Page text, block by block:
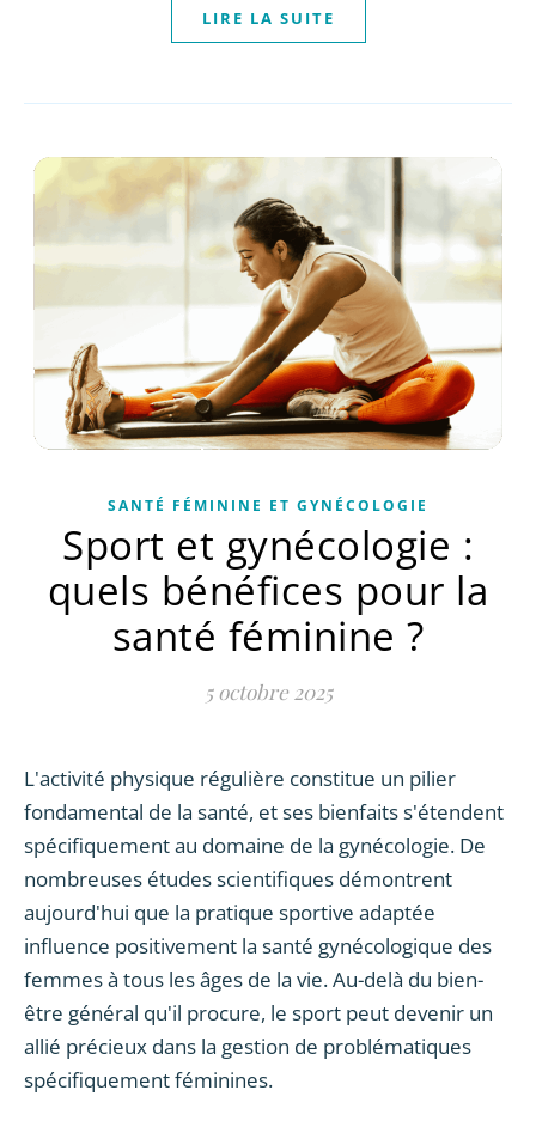
LIRE LA SUITE
SANTÉ FÉMININE ET GYNÉCOLOGIE
Sport et gynécologie :
quels bénéfices pour la
santé féminine ?
5 octobre 2025
L'activité physique régulière constitue un pilier
fondamental de la santé, et ses bienfaits s'étendent
spécifiquement au domaine de la gynécologie. De
nombreuses études scientifiques démontrent
aujourd'hui que la pratique sportive adaptée
influence positivement la santé gynécologique des
femmes à tous les âges de la vie. Au-delà du bien-
être général qu'il procure, le sport peut devenir un
allié précieux dans la gestion de problématiques
spécifiquement féminines.